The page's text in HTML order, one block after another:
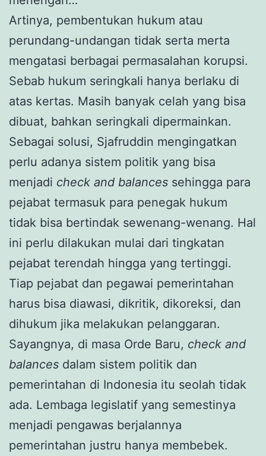
Artinya, pembentukan hukum atau
perundang-undangan tidak serta merta
mengatasi berbagai permasalahan korupsi.
Sebab hukum seringkali hanya berlaku di
atas kertas. Masih banyak celah yang bisa
dibuat, bahkan seringkali dipermainkan.
Sebagai solusi, Sjafruddin mengingatkan
perlu adanya sistem politik yang bisa
menjadi check and balances sehingga para
pejabat termasuk para penegak hukum
tidak bisa bertindak sewenang-wenang. Hal
ini perlu dilakukan mulai dari tingkatan
pejabat terendah hingga yang tertinggi.
Tiap pejabat dan pegawai pemerintahan
harus bisa diawasi, dikritik, dikoreksi, dan
dihukum jika melakukan pelanggaran.
Sayangnya, di masa Orde Baru, check and
balances dalam sistem politik dan
pemerintahan di Indonesia itu seolah tidak
ada. Lembaga legislatif yang semestinya
menjadi pengawas berjalannya
pemerintahan justru hanya membebek.